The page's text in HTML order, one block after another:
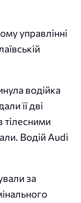
управлінні
водійка
її дві
тілесними
Водій Audi
за